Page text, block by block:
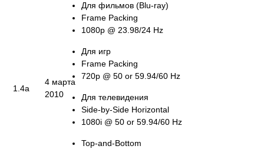
1.4a
4 марта
2010
Для фильмов (Blu-ray)
Frame Packing
1080p @ 23.98/24 Hz
Для игр
Frame Packing
720p @ 50 or 59.94/60 Hz
Для телевидения
Side-by-Side Horizontal
1080i @ 50 or 59.94/60 Hz
Top-and-Bottom